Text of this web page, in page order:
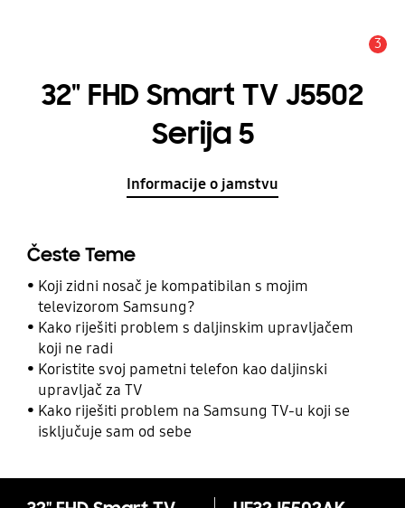
3
32" FHD Smart TV J5502
Serija 5
Informacije o jamstvu
Česte Teme
Koji zidni nosač je kompatibilan s mojim
televizorom Samsung?
Kako riješiti problem s daljinskim upravljačem
koji ne radi
Koristite svoj pametni telefon kao daljinski
upravljač za TV
Kako riješiti problem na Samsung TV-u koji se
isključuje sam od sebe